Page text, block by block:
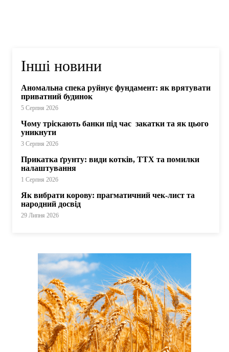
Інші новини
Аномальна спека руйнує фундамент: як врятувати
приватний будинок
5 Серпня 2026
Чому тріскають банки під час закатки та як цього
уникнути
3 Серпня 2026
Прикатка ґрунту: види котків, ТТХ та помилки
налаштування
1 Серпня 2026
Як вибрати корову: прагматичний чек-лист та
народний досвід
29 Липня 2026